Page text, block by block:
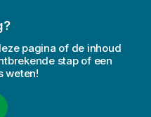
pagina of de inhoud
stap of een
weten!